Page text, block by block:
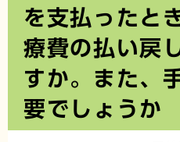
を支払ったと
療費の払い戻
すか。また、
要でしょうか